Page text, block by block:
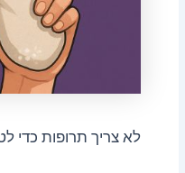
לא צריך תרופות כדי